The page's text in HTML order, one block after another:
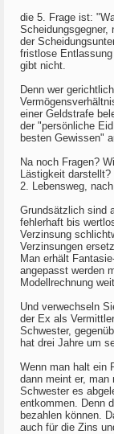
die 5. Frage ist:
der
fristlose
gibt nicht.
Denn wer
einer Geldstrafe
der "persönliche
besten Gewissen"
Na noch Fragen?
Lästigkeit
2. Lebensweg,
Grundsätzlich sind
fehlerhaft bis
Verzinsung
Verzinsungen
Man erhält
angepasst werden
Modellrechnung
Und verwechseln
der Ex als
Schwester,
hat drei Jahre um
Wenn man halt ein
dann meint er, man
Schwester es
entkommen. Denn
bezahlen können.
auch für die Zins